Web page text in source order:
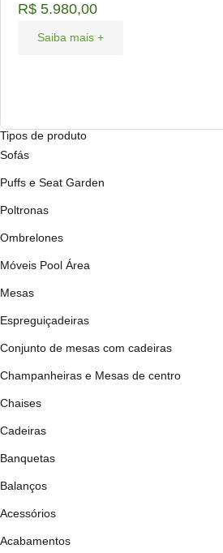
R$ 5.980,00
Saiba mais +
Tipos de produto
Sofás
Puffs e Seat Garden
Poltronas
Ombrelones
Móveis Pool Área
Mesas
Espreguiçadeiras
Conjunto de mesas com cadeiras
Champanheiras e Mesas de centro
Chaises
Cadeiras
Banquetas
Balanços
Acessórios
Acabamentos